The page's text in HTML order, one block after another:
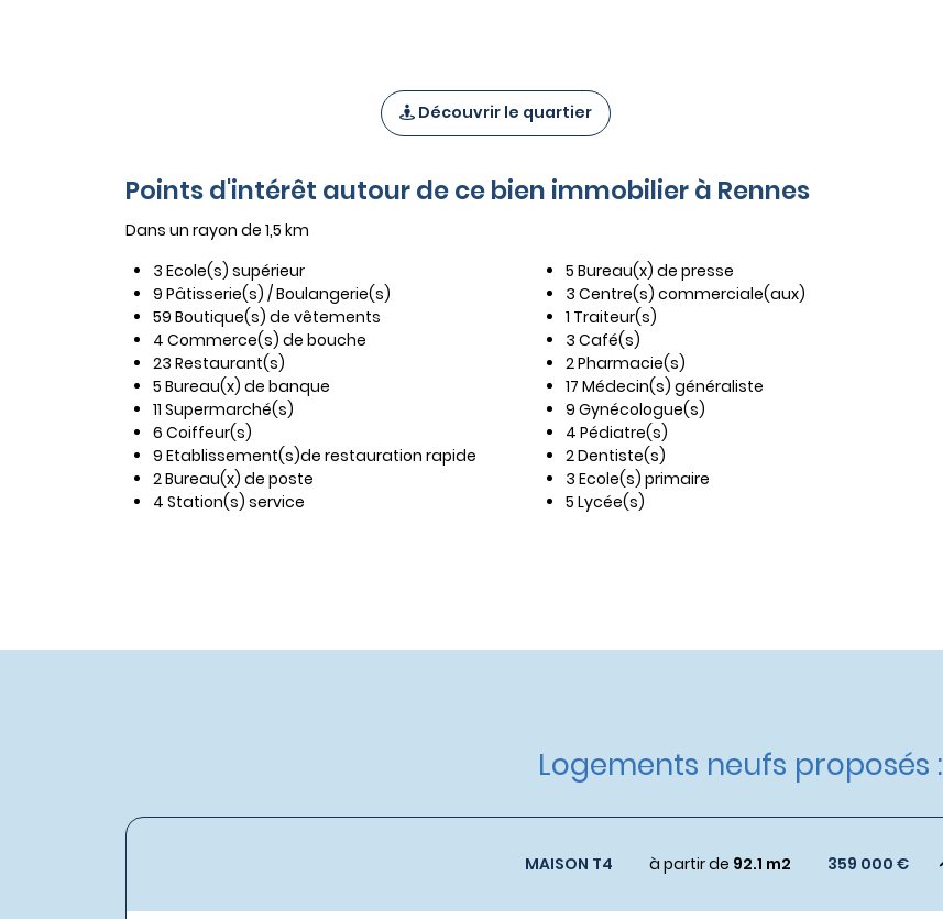
Découvrir le quartier
Points d'intérêt autour de ce bien immobilier à Rennes
Dans un rayon de 1,5 km
3 Ecole(s) supérieur
9 Pâtisserie(s) / Boulangerie(s)
59 Boutique(s) de vêtements
4 Commerce(s) de bouche
23 Restaurant(s)
5 Bureau(x) de banque
11 Supermarché(s)
6 Coiffeur(s)
9 Etablissement(s)de restauration rapide
2 Bureau(x) de poste
4 Station(s) service
5 Bureau(x) de presse
3 Centre(s) commerciale(aux)
1 Traiteur(s)
3 Café(s)
2 Pharmacie(s)
17 Médecin(s) généraliste
9 Gynécologue(s)
4 Pédiatre(s)
2 Dentiste(s)
3 Ecole(s) primaire
5 Lycée(s)
Logements neufs proposés :
MAISON T4 à partir de 92.1 m2 359 000 €